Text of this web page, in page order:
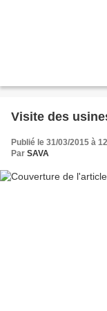
Visite des
Publié le 31/03/2015 à
Par SAVA